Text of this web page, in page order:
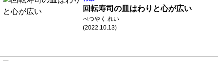
回転寿司の皿はわりと心が広い
べつやく れい
(2022.10.13)